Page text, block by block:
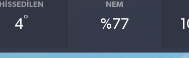
HISSEDILEN
4°
NEM
%77